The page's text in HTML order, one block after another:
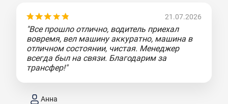
21.07.2026
"Все прошло отлично, водитель приехал
вовремя, вел машину аккуратно, машина в
отличном состоянии, чистая. Менеджер
всегда был на связи. Благодарим за
трансфер!"
Анна